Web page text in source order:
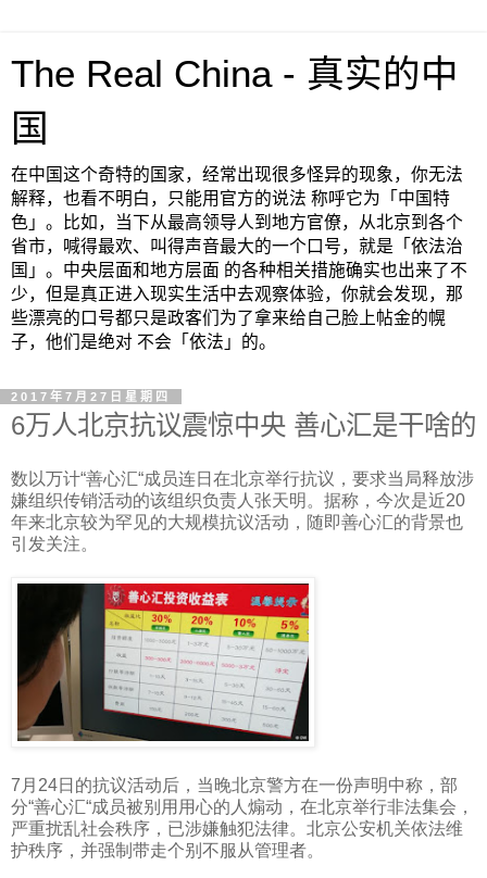
The Real China - 真实的中
国
在中国这个奇特的国家，经常出现很多怪异的现象，你无法
解释，也看不明白，只能用官方的说法 称呼它为「中国特
色」。比如，当下从最高领导人到地方官僚，从北京到各个
省市，喊得最欢、叫得声音最大的一个口号，就是「依法治
国」。中央层面和地方层面 的各种相关措施确实也出来了不
少，但是真正进入现实生活中去观察体验，你就会发现，那
些漂亮的口号都只是政客们为了拿来给自己脸上帖金的幌
子，他们是绝对 不会「依法」的。
2017年7月27日星期四
6万人北京抗议震惊中央 善心汇是干啥的
数以万计“善心汇“成员连日在北京举行抗议，要求当局释放涉
嫌组织传销活动的该组织负责人张天明。据称，今次是近20
年来北京较为罕见的大规模抗议活动，随即善心汇的背景也
引发关注。
7 月 24日的抗议活动后，当晚北京警方在一份声明中称，部
分“善心汇“成员被别用用心的人煽动，在北京举行非法集会，
严重扰乱社会秩序，已涉嫌触犯法律。北京公安机关依法维
护秩序，并强制带走个别不服从管理者。